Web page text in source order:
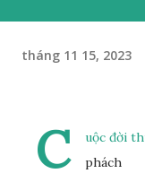
tháng 11 15, 2023
C
uộc đời
phách